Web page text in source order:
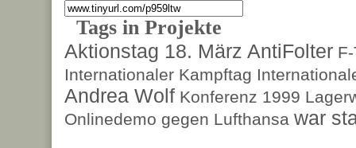
Tags in Projekte
Aktionstag 18. März AntiFolter
Internationaler Kampftag
Andrea Wolf Konferenz 1999
Onlinedemo gegen Lufthansa war